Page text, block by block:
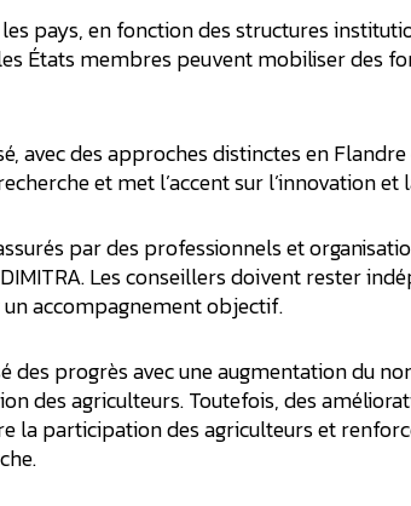
pays, en fonction des structures
États membres peuvent mobiliser des
avec des approches distinctes en
et met l’accent sur l’innovation et
par des professionnels et
Les conseillers doivent rester
accompagnement objectif.
des progrès avec une augmentation du
des agriculteurs. Toutefois, des
la participation des agriculteurs et